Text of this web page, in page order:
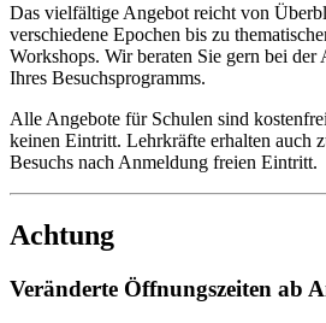
Das vielfältige Angebot reicht von
verschiedene Epochen bis zu
Workshops. Wir beraten Sie gern bei
Ihres Besuchsprogramms.
Alle Angebote für Schulen sind
keinen Eintritt. Lehrkräfte erhalten auch
Besuchs nach Anmeldung freien Eintritt.
Achtung
Veränderte Öffnungszeiten ab